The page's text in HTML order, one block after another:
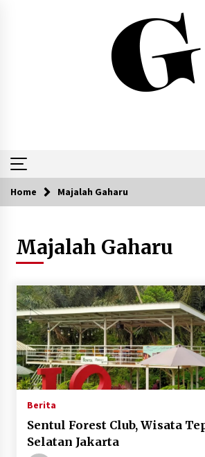
Home Majalah Gaharu
Majalah Gaharu
Berita
Sentul Forest Club, Wisata
Selatan Jakarta